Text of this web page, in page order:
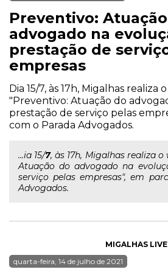
Preventivo:
advogado na
prestação de
empresas
Dia 15/7, às 17h, Migalhas realiza
"Preventivo: Atuação do
prestação de serviço pelas
com o Parada Advogados.
...ia 15/7, às 17h, Migalhas realiza
Atuação do advogado na
serviço pelas empresas", em
Advogados.
MIGALHAS LIVE
quarta-feira, 14 de julho de 2021